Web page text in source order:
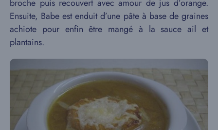
broche puis recouvert avec amour de jus d’orange.
Ensuite, Babe est enduit d’une pâte à base de graines
achiote pour enfin être mangé à la sauce ail et
plantains.